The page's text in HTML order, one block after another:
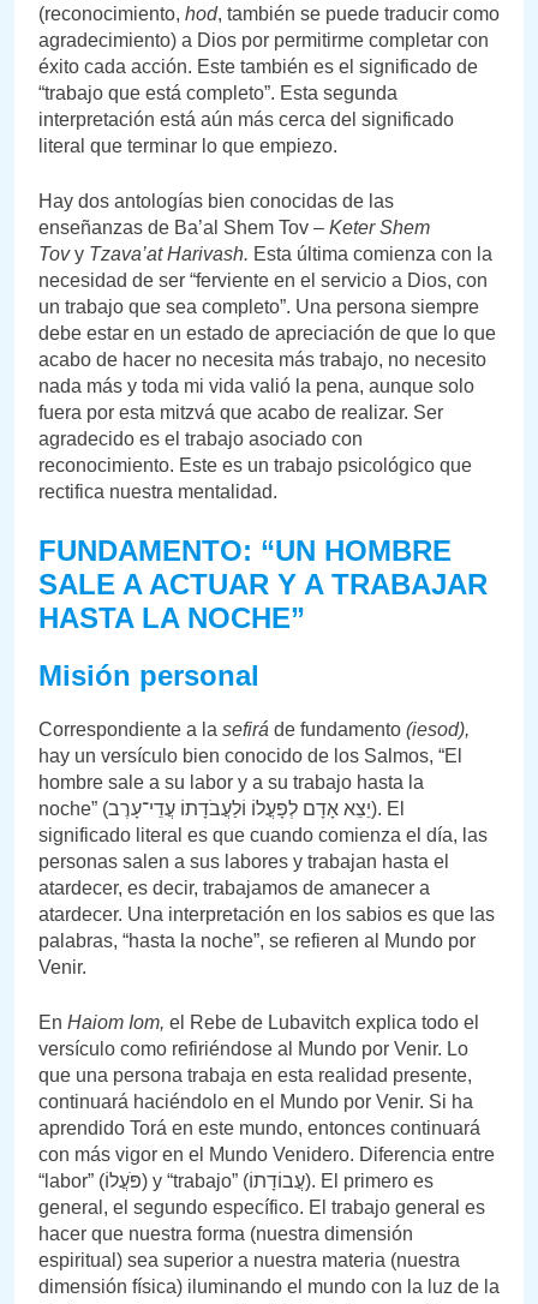
(reconocimiento, hod, también se puede traducir como
agradecimiento) a Dios por permitirme completar con
éxito cada acción. Este también es el significado de
“trabajo que está completo”. Esta segunda
interpretación está aún más cerca del significado
literal que terminar lo que empiezo.
Hay dos antologías bien conocidas de las
enseñanzas de Ba’al Shem Tov – Keter Shem
Tovy Tzava’at Harivash. Esta última comienza con la
necesidad de ser “ferviente en el servicio a Dios, con
un trabajo que sea completo”. Una persona siempre
debe estar en un estado de apreciación de que lo que
acabo de hacer no necesita más trabajo, no necesito
nada más y toda mi vida valió la pena, aunque solo
fuera por esta mitzvá que acabo de realizar. Ser
agradecido es el trabajo asociado con
reconocimiento. Este es un trabajo psicológico que
rectifica nuestra mentalidad.
FUNDAMENTO: “UN HOMBRE
SALE A ACTUAR Y A TRABAJAR
HASTA LA NOCHE”
Misión personal
Correspondiente a la sefirá de fundamento (iesod),
hay un versículo bien conocido de los Salmos, “El
hombre sale a su labor y a su trabajo hasta la
noche” (יֵצֵא אָדָם לְפָעֳלוֹ וֹלַעֲבֹדָתוֹ עֲדֵי־עָרֶב). El
significado literal es que cuando comienza el día, las
personas salen a sus labores y trabajan hasta el
atardecer, es decir, trabajamos de amanecer a
atardecer. Una interpretación en los sabios es que las
palabras, “hasta la noche”, se refieren al Mundo por
Venir.
En Haiom Iom, el Rebe de Lubavitch explica todo el
versículo como refiriéndose al Mundo por Venir. Lo
que una persona trabaja en esta realidad presente,
continuará haciéndolo en el Mundo por Venir. Si ha
aprendido Torá en este mundo, entonces continuará
con más vigor en el Mundo Venidero. Diferencia entre
“labor” (פֹּעֲלוֹ) y “trabajo” (עֲבוֹדָתוֹ). El primero es
general, el segundo específico. El trabajo general es
hacer que nuestra forma (nuestra dimensión
espiritual) sea superior a nuestra materia (nuestra
dimensión física) iluminando el mundo con la luz de la